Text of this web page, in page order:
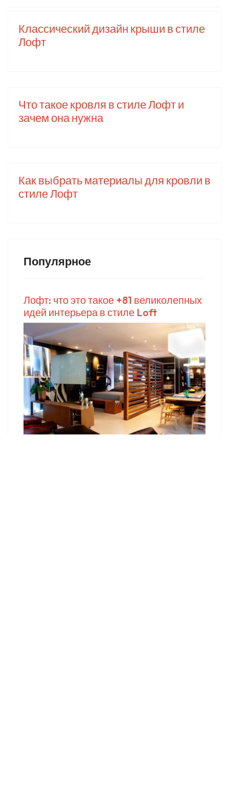
Классический дизайн крыши в стиле
Лофт
Что такое кровля в стиле Лофт и
зачем она нужна
Как выбрать материалы для кровли в
стиле Лофт
Популярное
Лофт: что это такое +81 великолепных
идей интерьера в стиле Loft